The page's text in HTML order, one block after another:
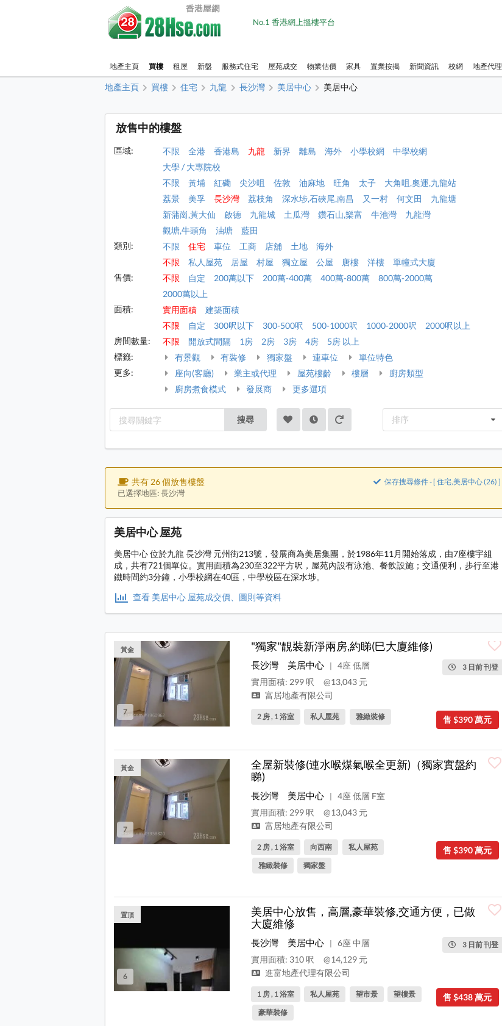
No.1 香港網上搵樓平台
地產主頁 買樓 租屋 新盤 服務式住宅 屋苑成交 物業估價 家具 置業按揭 新聞資訊 校網 地產代理
地產主頁 買樓 住宅 九龍 長沙灣 美居中心 美居中心
放售中的樓盤
區域: 不限 全港 香港島 九龍 新界 離島 海外 小學校網
中學校網
大學 / 大專院校
不限
黃埔 紅磡 尖沙咀 佐敦 油麻地 旺角 太子
大角咀,奧運,九龍站
荔景
美孚 長沙灣 荔枝角 深水埗,石硤尾,南昌 又一村 何文田
九龍塘
新蒲崗,黃大仙
啟德 九龍城 土瓜灣 鑽石山,樂富 牛池灣
九龍灣
觀塘,牛頭角
油塘
藍田
類別:
不限 住宅 車位 工商 店舖 土地
海外
不限
私人屋苑 居屋 村屋 獨立屋 公屋 唐樓 洋樓
單幢式大廈
售價:
不限 自定 200萬以下 200萬-400萬 400萬-800萬
800萬-2000萬
2000萬以上
面積:
實用面積
建築面積
不限
自定 300呎以下 300-500呎 500-1000呎 1000-2000呎
2000呎以上
房間數量:
不限 開放式間隔 1房 2房 3房 4房
5房 以上
標籤:
有景觀 有裝修 獨家盤 連車位
單位特色
更多:
座向(客廳) 業主或代理 屋苑樓齡 樓層
廚房類型
廚房煮食模式
發展商 更多選項
搜尋 排序
共有 26 個放售樓盤
已選擇地區: 長沙灣
保存搜尋條件 - [ 住宅,美居中心 (26) ]
美居中心 屋苑
美居中心 位於九龍 長沙灣 元州街213號，發展商為美居集團，於1986年11月開始落成，由7座樓宇組
成，共有721個單位。實用面積為230至322平方呎，屋苑內設有泳池、餐飲設施；交通便利，步行至港
鐵時間約3分鐘，小學校網在40區，中學校區在深水埗。
查看 美居中心 屋苑成交價、圖則等資料
7
黃金 "獨家"靚裝新淨兩房,約睇(巳大廈維修)
3 日前 刊登
長沙灣 美居中心 |
4座 低層
實用面積: 299 呎
@13,043 元
富居地產有限公司
售 $390 萬元
2 房 , 1 浴室 私人屋苑 雅緻裝修
7
黃金
全屋新裝修(連水喉煤氣喉全更新)（獨家實盤約
睇)
長沙灣 美居中心 |
4座 低層 F室
實用面積: 299 呎
@13,043 元
富居地產有限公司
售 $390 萬元
2 房 , 1 浴室 向西南
私人屋苑
雅緻裝修
獨家盤
6
置頂
美居中心放售，高層,豪華裝修,交通方便，已做
大廈維修
3 日前 刊登
長沙灣 美居中心 |
6座 中層
實用面積: 310 呎
@14,129 元
進富地產代理有限公司
售 $438 萬元
1 房 , 1 浴室 私人屋苑 望市景
望樓景
豪華裝修